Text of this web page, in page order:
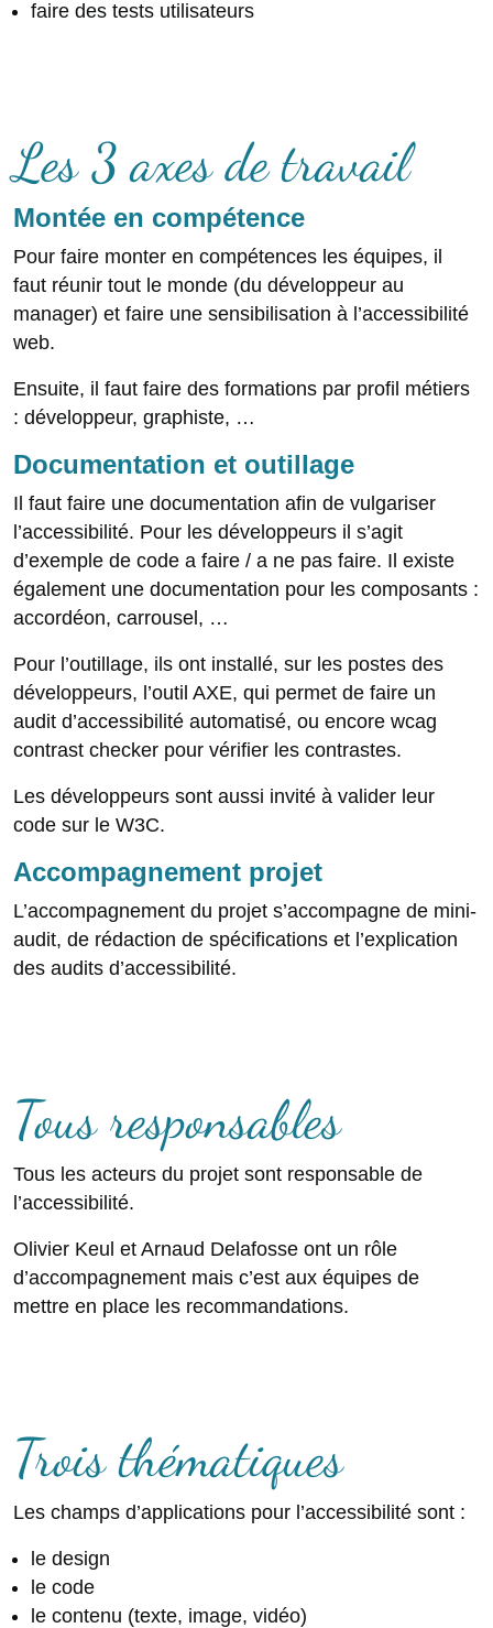
faire des tests utilisateurs
Les 3 axes de travail
Montée en compétence
Pour faire monter en compétences les équipes, il
faut réunir tout le monde (du développeur au
manager) et faire une sensibilisation à l’accessibilité
web.
Ensuite, il faut faire des formations par profil métiers
: développeur, graphiste, …
Documentation et outillage
Il faut faire une documentation afin de vulgariser
l’accessibilité. Pour les développeurs il s’agit
d’exemple de code a faire / a ne pas faire. Il existe
également une documentation pour les composants :
accordéon, carrousel, …
Pour l’outillage, ils ont installé, sur les postes des
développeurs, l’outil AXE, qui permet de faire un
audit d’accessibilité automatisé, ou encore wcag
contrast checker pour vérifier les contrastes.
Les développeurs sont aussi invité à valider leur
code sur le W3C.
Accompagnement projet
L’accompagnement du projet s’accompagne de mini-
audit, de rédaction de spécifications et l’explication
des audits d’accessibilité.
Tous responsables
Tous les acteurs du projet sont responsable de
l’accessibilité.
Olivier Keul et Arnaud Delafosse ont un rôle
d’accompagnement mais c’est aux équipes de
mettre en place les recommandations.
Trois thématiques
Les champs d’applications pour l’accessibilité sont :
le design
le code
le contenu (texte, image, vidéo)